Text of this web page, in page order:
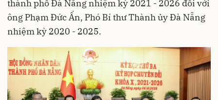
thành phố Đà Nẵng nhiệm kỳ 2021 - 2026 đối với
ông Phạm Đức Ấn, Phó Bí thư Thành ủy Đà Nẵng
nhiệm kỳ 2020 - 2025.